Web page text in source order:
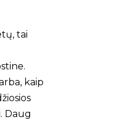
tai
kaip
Daug